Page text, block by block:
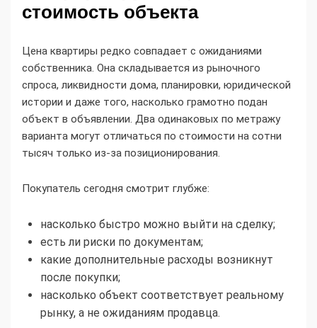
стоимость объекта
Цена квартиры редко совпадает с ожиданиями
собственника. Она складывается из рыночного
спроса, ликвидности дома, планировки, юридической
истории и даже того, насколько грамотно подан
объект в объявлении. Два одинаковых по метражу
варианта могут отличаться по стоимости на сотни
тысяч только из-за позиционирования.
Покупатель сегодня смотрит глубже:
насколько быстро можно выйти на сделку;
есть ли риски по документам;
какие дополнительные расходы возникнут
после покупки;
насколько объект соответствует реальному
рынку, а не ожиданиям продавца.